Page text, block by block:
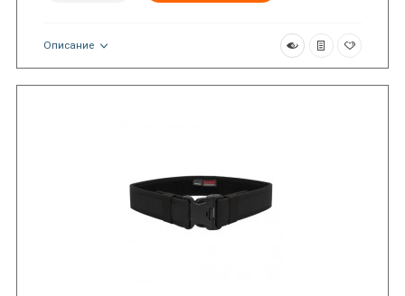
Описание